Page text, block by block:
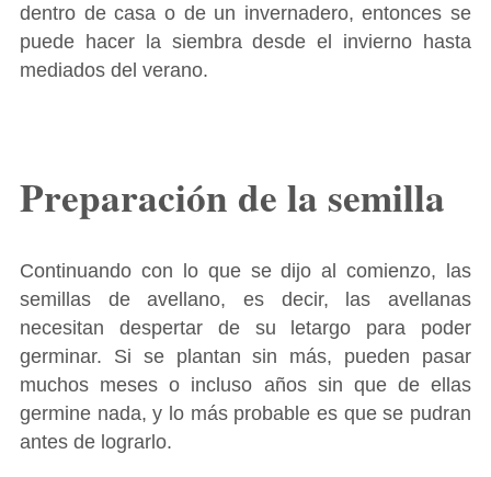
dentro de casa o de un invernadero, entonces se
puede hacer la siembra desde el invierno hasta
mediados del verano.
Preparación de la semilla
Continuando con lo que se dijo al comienzo, las
semillas de avellano, es decir, las avellanas
necesitan despertar de su letargo para poder
germinar. Si se plantan sin más, pueden pasar
muchos meses o incluso años sin que de ellas
germine nada, y lo más probable es que se pudran
antes de lograrlo.